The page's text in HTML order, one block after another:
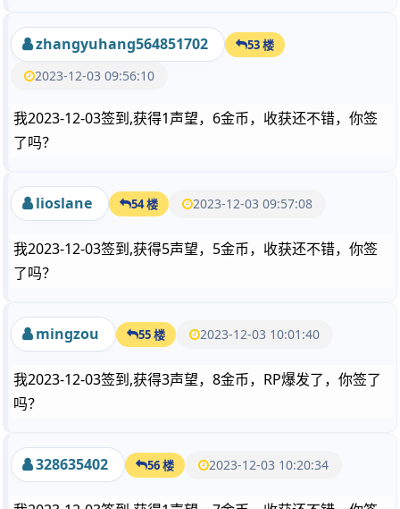
zhangyuhang564851702 53 楼
2023-12-03 09:56:10
我2023-12-03签到,获得1声望，6金币，收获还不错，你签
了吗？
lioslane 54 楼 2023-12-03 09:57:08
我2023-12-03签到,获得5声望，5金币，收获还不错，你签
了吗？
mingzou 55 楼 2023-12-03 10:01:40
我2023-12-03签到,获得3声望，8金币，RP爆发了，你签了
吗？
328635402 56 楼 2023-12-03 10:20:34